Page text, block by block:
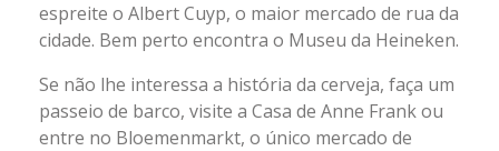
espreite o Albert Cuyp, o maior mercado de rua da
cidade. Bem perto encontra o Museu da Heineken.
Se não lhe interessa a história da cerveja, faça um
passeio de barco, visite a Casa de Anne Frank ou
entre no Bloemenmarkt, o único mercado de